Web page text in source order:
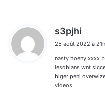
s3pjhi
t
:
25 août 2022 à
nasty hoeny xxxx
lesdbians wnt
biger peni
videos.